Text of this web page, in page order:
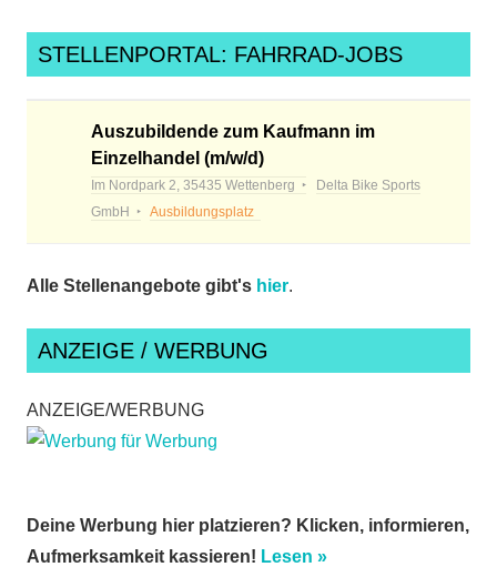
STELLENPORTAL: FAHRRAD-JOBS
Auszubildende zum Kaufmann im
Einzelhandel (m/w/d)
Im Nordpark 2, 35435 Wettenberg
Delta Bike Sports
GmbH
Ausbildungsplatz
Alle Stellenangebote gibt's hier.
ANZEIGE / WERBUNG
ANZEIGE/WERBUNG
Deine Werbung hier platzieren? Klicken, informieren,
Aufmerksamkeit kassieren! Lesen »